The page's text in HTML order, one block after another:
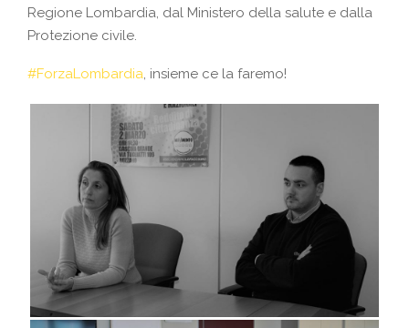
Regione Lombardia, dal Ministero della salute e dalla
Protezione civile.
#ForzaLombardia, insieme ce la faremo!